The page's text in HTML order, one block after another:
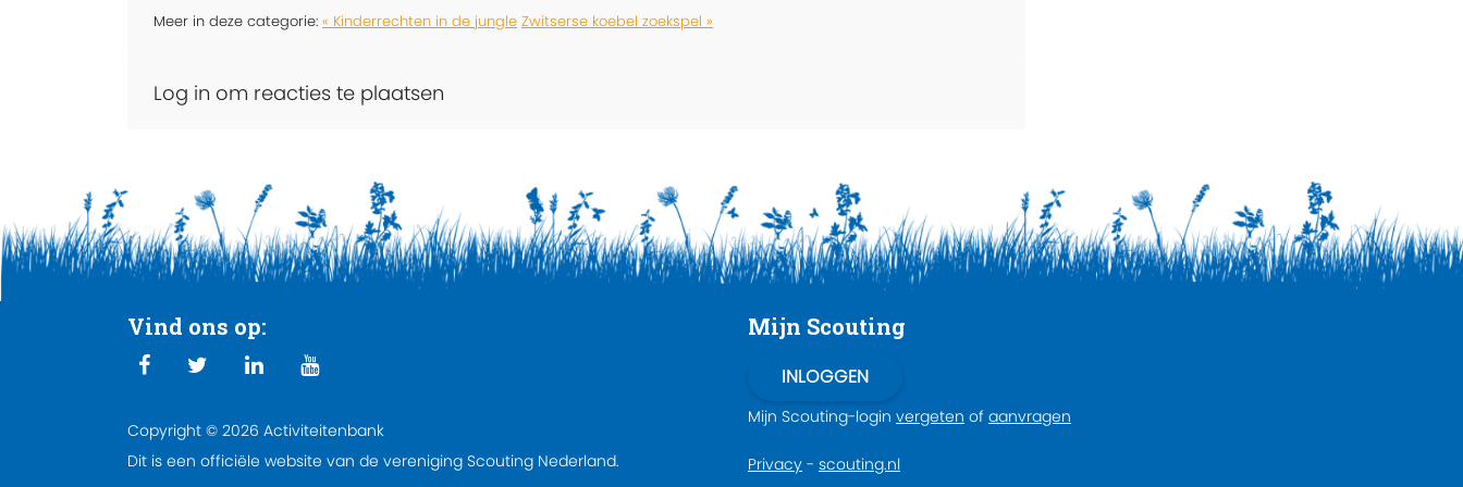
Meer in deze categorie: « Kinderrechten in de jungle Zwitserse koebel zoekspel »
Log in om reacties te plaatsen
Vind ons op:
Copyright © 2026 Activiteitenbank
Dit is een officiële website van de vereniging Scouting Nederland.
Mijn Scouting
Mijn Scouting-login vergeten of aanvragen
Privacy - scouting.nl